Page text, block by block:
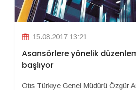
15.08.2017 13:21
Asansörlere yönelik
başlıyor
Otis Türkiye Genel Müdürü Özgür